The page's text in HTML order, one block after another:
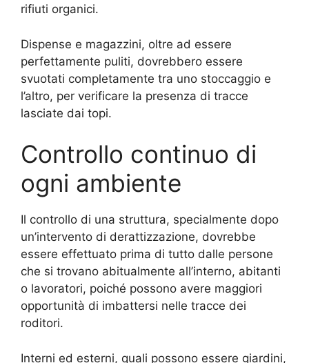
rifiuti organici.
Dispense e magazzini, oltre ad essere
perfettamente puliti, dovrebbero essere
svuotati completamente tra uno stoccaggio e
l’altro, per verificare la presenza di tracce
lasciate dai topi.
Controllo continuo di
ogni ambiente
Il controllo di una struttura, specialmente dopo
un’intervento di derattizzazione, dovrebbe
essere effettuato prima di tutto dalle persone
che si trovano abitualmente all’interno, abitanti
o lavoratori, poiché possono avere maggiori
opportunità di imbattersi nelle tracce dei
roditori.
Interni ed esterni, quali possono essere giardini,